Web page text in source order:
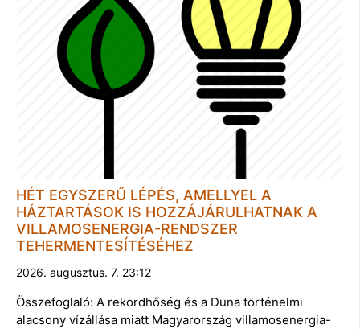
HÉT EGYSZERŰ LÉPÉS, AMELLYEL A
HÁZTARTÁSOK IS HOZZÁJÁRULHATNAK A
VILLAMOSENERGIA-RENDSZER
TEHERMENTESÍTÉSÉHEZ
2026. augusztus. 7. 23:12
Összefoglaló: A rekordhőség és a Duna történelmi
alacsony vízállása miatt Magyarország villamosenergia-